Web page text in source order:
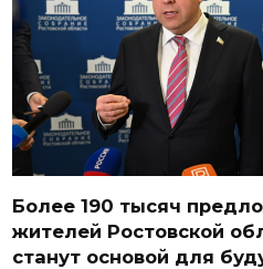
Более 190 тысяч
жителей Ростовской
станут основой для